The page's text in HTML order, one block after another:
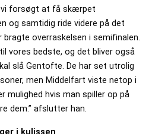
vi forsøgt at få skærpet
og samtidig ride videre på det
bragte overraskelsen i semifinalen.
vores bedste, og det bliver også
slå Gentofte. De har set utrolig
men Middelfart viste netop i
mulighed hvis man spiller op på
dem.” afslutter han.
i kulissen